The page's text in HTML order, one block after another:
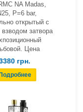
NA Madas,
Р=6 bar,
открытый с
затвора
Цена
грн.